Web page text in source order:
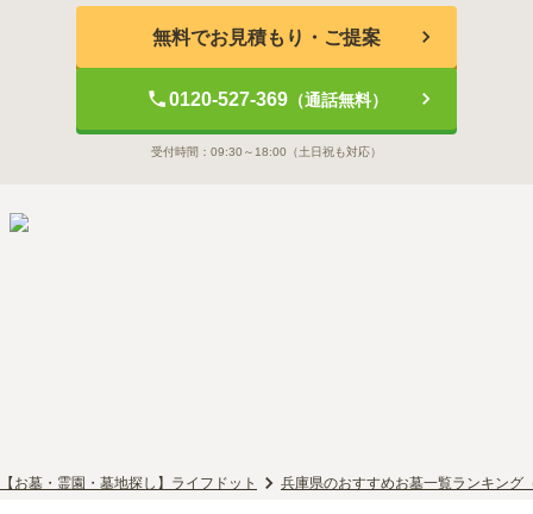
無料でお見積もり・ご提案
0120-527-369（通話無料）
受付時間： 09:30～18:00 （土日祝も対応）
【お墓・霊園・墓地探し】ライフドット 兵庫県のおすすめお墓一覧ランキング